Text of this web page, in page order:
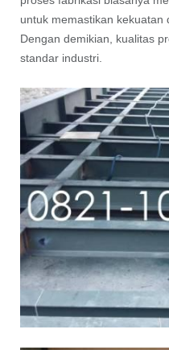
untuk memastikan kekuatan
Dengan demikian, kualitas
standar industri.